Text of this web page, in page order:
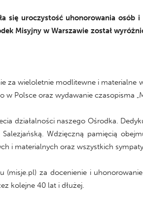
się uroczystość uhonorowania osób
Misyjny w Warszawie został
za wieloletnie modlitewne i materialne
Polsce oraz wydawanie czasopisma
działalności naszego Ośrodka.
Wdzięczną pamięcią
i materialnych oraz wszystkich
(misje.pl) za docenienie i
kolejne 40 lat i dłużej.